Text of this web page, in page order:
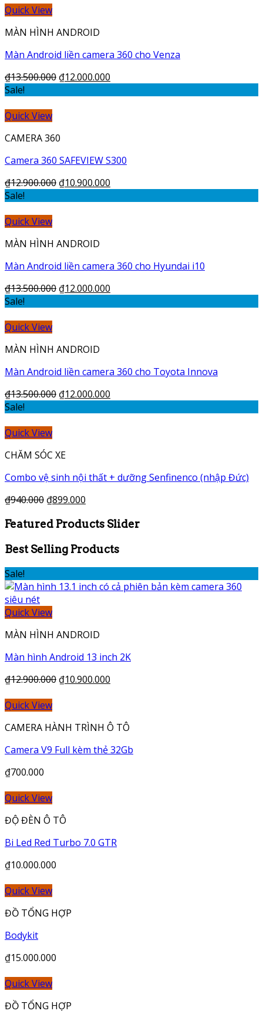
Quick View
MÀN HÌNH ANDROID
Màn Android liền camera 360 cho Venza
₫13.500.000 ₫12.000.000
Sale!
Quick View
CAMERA 360
Camera 360 SAFEVIEW S300
₫12.900.000 ₫10.900.000
Sale!
Quick View
MÀN HÌNH ANDROID
Màn Android liền camera 360 cho Hyundai i10
₫13.500.000 ₫12.000.000
Sale!
Quick View
MÀN HÌNH ANDROID
Màn Android liền camera 360 cho Toyota Innova
₫13.500.000 ₫12.000.000
Sale!
Quick View
CHĂM SÓC XE
Combo vệ sinh nội thất + dưỡng Senfinenco (nhập Đức)
₫940.000 ₫899.000
Featured Products Slider
Best Selling Products
Sale!
Quick View
MÀN HÌNH ANDROID
Màn hình Android 13 inch 2K
₫12.900.000 ₫10.900.000
Quick View
CAMERA HÀNH TRÌNH Ô TÔ
Camera V9 Full kèm thẻ 32Gb
₫700.000
Quick View
ĐỘ ĐÈN Ô TÔ
Bi Led Red Turbo 7.0 GTR
₫10.000.000
Quick View
ĐỒ TỔNG HỢP
Bodykit
₫15.000.000
Quick View
ĐỒ TỔNG HỢP